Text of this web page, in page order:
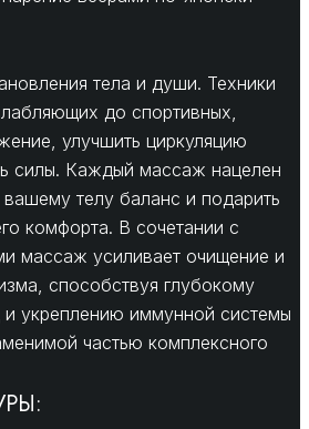
тела и души. Техники
до спортивных,
улучшить циркуляцию
силы. Каждый массаж нацелен
телу баланс и подарить
комфорта. В сочетании с
массаж усиливает очищение и
способствуя глубокому
укреплению иммунной системы
частью комплексного